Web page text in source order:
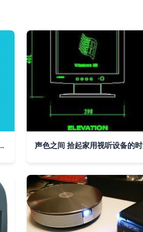
设备的空间美学与体验 声色之间 拾起家用视听设备的